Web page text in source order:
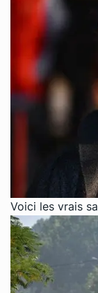
Voici les vrais